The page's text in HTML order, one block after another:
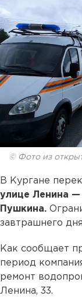
© Фото из
В Кургане
улице Ленина —
Пушкина.
завтрашнего
Как сообщает
период
ремонт
Ленина, 33.